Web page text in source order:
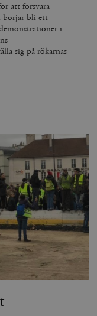
att försvara
börjar bli ett
i
sig på rökarnas